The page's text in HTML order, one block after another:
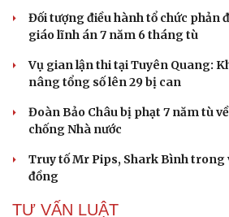
Cải chính
Đối tượng điều hành tổ chức phản
giáo lĩnh án 7 năm 6 tháng tù
Vụ gian lận thi tại Tuyên Quang:
nâng tổng số lên 29 bị can
Đoàn Bảo Châu bị phạt 7 năm tù
chống Nhà nước
Truy tố Mr Pips, Shark Bình trong
đồng
TƯ VẤN LUẬT